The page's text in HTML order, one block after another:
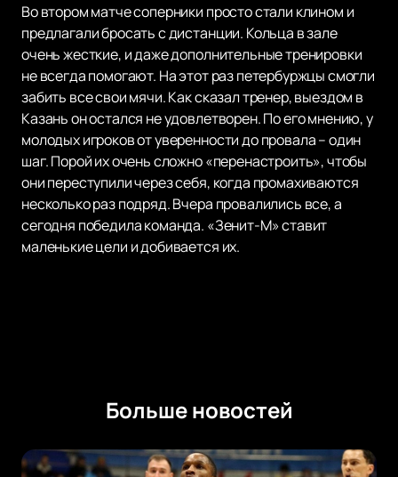
Во втором матче соперники просто стали клином и
предлагали бросать с дистанции. Кольца в зале
очень жесткие, и даже дополнительные тренировки
не всегда помогают. На этот раз петербуржцы смогли
забить все свои мячи. Как сказал тренер, выездом в
Казань он остался не удовлетворен. По его мнению, у
молодых игроков от уверенности до провала – один
шаг. Порой их очень сложно «перенастроить», чтобы
они переступили через себя, когда промахиваются
несколько раз подряд. Вчера провалились все, а
сегодня победила команда. «Зенит-М» ставит
маленькие цели и добивается их.
Больше новостей